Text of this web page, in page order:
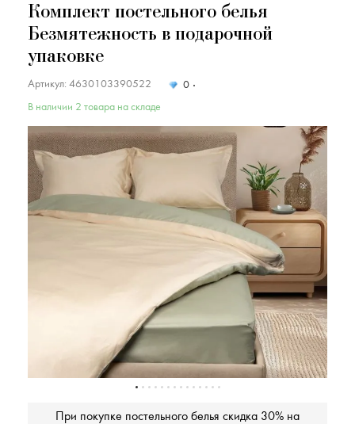
Комплект постельного белья
Безмятежность в подарочной
упаковке
Артикул: 4630103390522
0
В наличии 2 товара на складе
При покупке постельного белья скидка 30% на